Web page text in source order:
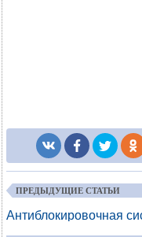
ПРЕДЫДУЩИЕ СТАТЬИ
Антиблокировочная